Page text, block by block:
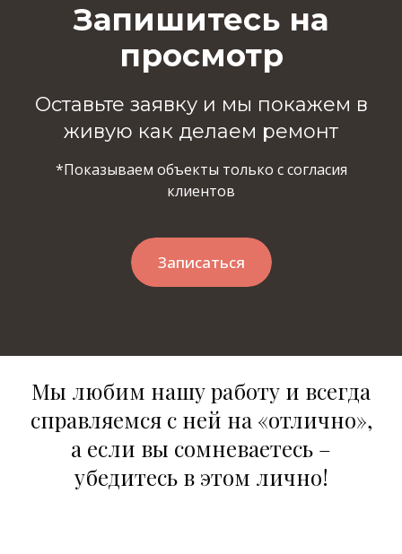
Запишитесь на
просмотр
Оставьте заявку и мы покажем в
живую как делаем ремонт
*Показываем объекты только с согласия
клиентов
Записаться
Мы любим нашу работу и всегда
справляемся с ней на «отлично»,
а если вы сомневаетесь –
убедитесь в этом лично!